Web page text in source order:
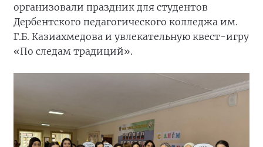
организовали праздник для студентов
Дербентского педагогического колледжа им.
Г.Б. Казиахмедова и увлекательную квест-игру
«По следам традиций».